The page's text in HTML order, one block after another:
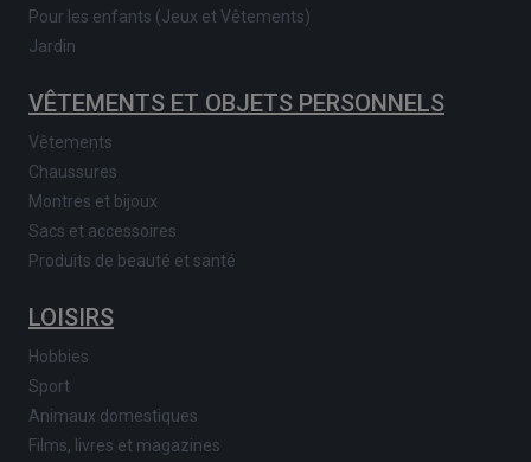
Pour les enfants (Jeux et Vêtements)
Jardin
VÊTEMENTS ET OBJETS PERSONNELS
Vêtements
Chaussures
Montres et bijoux
Sacs et accessoires
Produits de beauté et santé
LOISIRS
Hobbies
Sport
Animaux domestiques
Films, livres et magazines